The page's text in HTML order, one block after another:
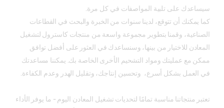
سيساعدك على تلبية المواصفات في كل مرة.
كما يمكنك أن تتوقع، لدينا سنوات من الخبرة والبحث في القطاعات
الصناعية، وقمنا بتطوير مجموعة واسعة من منتجات كاسترول لتشغيل
المعادن للاختيار من بينها، وسنساعدك في العثور على أفضل توافق
ممكن مع عمليتك ومواد التشحيم الأخرى الخاصة بك. يمكننا مساعدتك
في العمل بشكل أسرع، وتحسين إنتاجك، وتقليل الهدر وعدم الكفاءة.
تعتبر منتجاتنا مناسبة تمامًا لتحديات تشغيل المعادن اليوم - ما يوفر الأداء